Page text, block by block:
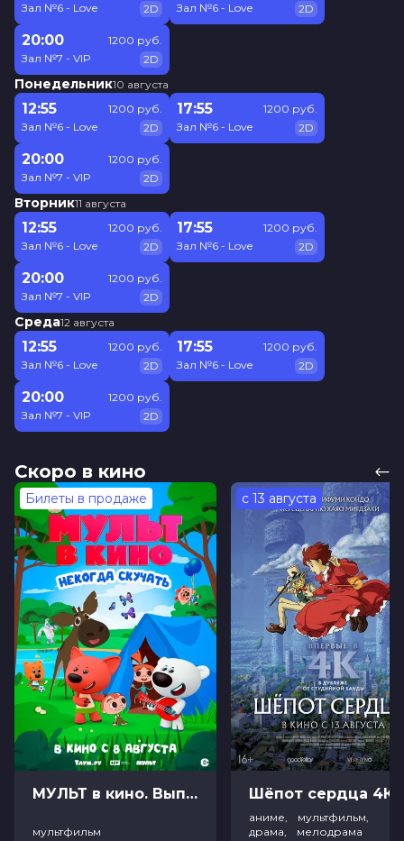
Зал №6 - Love
2D
Зал №6 - Love
2D
20:00
Зал №7 - VIP
1200 руб.
2D
Понедельник10 августа
12:55
Зал №6 - Love
1200 руб.
2D
17:55
Зал №6 - Love
1200 руб.
2D
20:00
Зал №7 - VIP
1200 руб.
2D
Вторник11 августа
12:55
Зал №6 - Love
1200 руб.
2D
17:55
Зал №6 - Love
1200 руб.
2D
20:00
Зал №7 - VIP
1200 руб.
2D
Среда12 августа
12:55
Зал №6 - Love
1200 руб.
2D
17:55
Зал №6 - Love
1200 руб.
2D
20:00
Зал №7 - VIP
1200 руб.
2D
Скоро в кино
Билеты в продаже
МУЛЬТ в кино. Выпуск №198. Некогда скучать (0+)
мультфильм
с 13 августа
аниме, мультфильм,
драма, мелодрама